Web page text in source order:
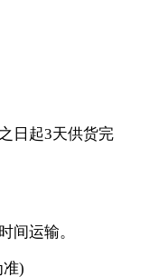
日起3天供货完
间运输。
准)